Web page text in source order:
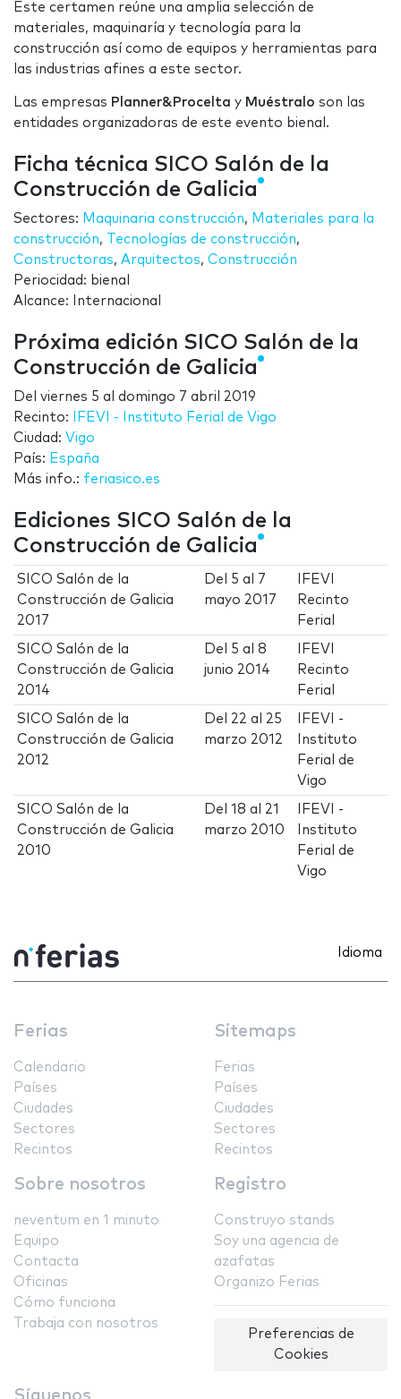
Este certamen reúne una amplia selección de
materiales, maquinaría y tecnología para la
construcción así como de equipos y herramientas para
las industrias afines a este sector.
Las empresas Planner&Procelta y Muéstralo son las
entidades organizadoras de este evento bienal.
Ficha técnica SICO Salón de la
Construcción de Galicia
Sectores: Maquinaria construcción, Materiales para la
construcción, Tecnologías de construcción,
Constructoras, Arquitectos, Construcción
Periocidad: bienal
Alcance: Internacional
Próxima edición SICO Salón de la
Construcción de Galicia
Del viernes 5 al domingo 7 abril 2019
Recinto:
IFEVI - Instituto Ferial de Vigo
Ciudad: Vigo
País: España
Más info.: feriasico.es
Ediciones SICO Salón de la
Construcción de Galicia
SICO Salón de la
Construcción de Galicia
2017
Del 5 al
7
mayo 2017
IFEVI
Recinto
Ferial
SICO Salón de la
Construcción de Galicia
2014
Del 5 al8
junio 2014
IFEVI
Recinto
Ferial
SICO Salón de la
Construcción de Galicia
2012
Del 22 al 25
marzo 2012
IFEVI -
Instituto
Ferial de
Vigo
SICO Salón de la
Construcción de Galicia
2010
Del18 al 21
marzo 2010
IFEVI -
Instituto
Ferial de
Vigo
Idioma
Ferias
Calendario
Países
Ciudades
Sectores
Recintos
Sitemaps
Ferias
Países
Ciudades
Sectores
Recintos
Sobre nosotros
neventum en 1 minuto
Equipo
Contacta
Oficinas
Cómo funciona
Trabaja con nosotros
Registro
Construyo stands
Soy una agencia de
azafatas
Organizo Ferias
Preferencias de
Cookies